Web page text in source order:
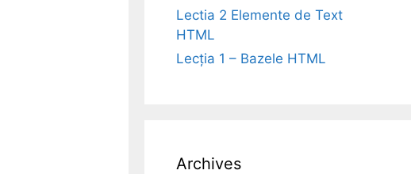
Lectia 2 Elemente de Text
HTML
Lecția 1 – Bazele HTML
Archives